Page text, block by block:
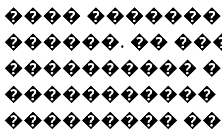
����
������. ��
����������
�����������
���������